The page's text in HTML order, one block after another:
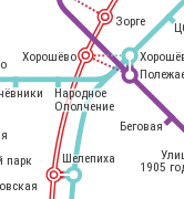
Хорошёво
Зорге
парк
Беговая
1905
Народное
Ополчение
Шелепиха